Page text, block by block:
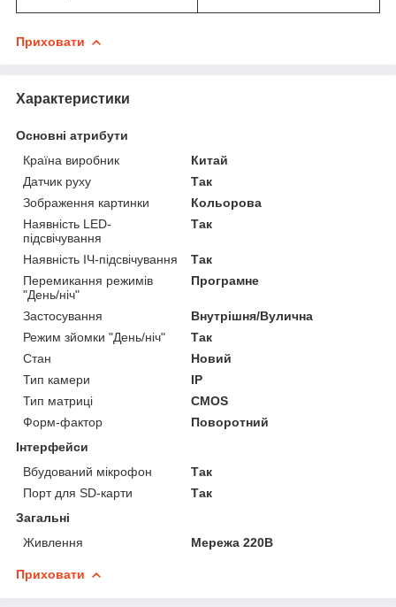
Приховати
Характеристики
Основні атрибути
Країна виробник
Китай
Датчик руху
Так
Зображення картинки
Кольорова
Наявність LED-
підсвічування
Так
Наявність ІЧ-підсвічування
Так
Перемикання режимів
"День/ніч"
Програмне
Застосування
Внутрішня/Вулична
Режим зйомки "День/ніч"
Так
Стан
Новий
Тип камери
IP
Тип матриці
CMOS
Форм-фактор
Поворотний
Інтерфейси
Вбудований мікрофон
Так
Порт для SD-карти
Так
Загальні
Живлення
Мережа 220В
Приховати